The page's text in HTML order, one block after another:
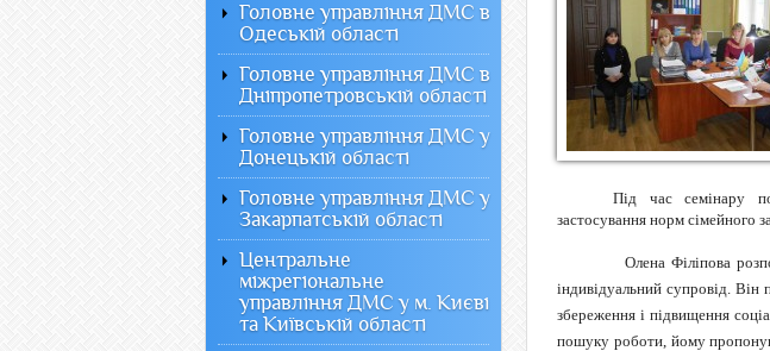
Під час семінару
застосування норм сімейного
Олена Філіпова
індивідуальний супровід.
збереження і підвищення
пошуку роботи, йому
Головне управління ДМС в
Одеській області
Головне управління ДМС в
Дніпропетровській області
Головне управління ДМС у
Донецькій області
Головне управління ДМС у
Закарпатській області
Центральне
міжрегіональне
управління ДМС у м. Києві
та Київській області